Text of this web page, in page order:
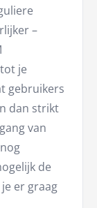
–
je
gebruikers
dan strikt
van
de
er graag